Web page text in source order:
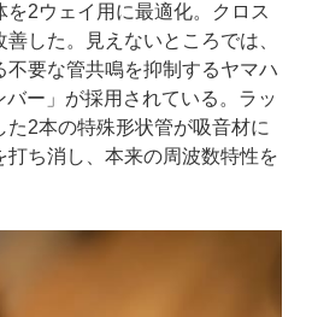
2ウェイ用に最適化。クロス
した。見えないところでは、
要な管共鳴を抑制するヤマハ
ー」が採用されている。ラッ
2本の特殊形状管が吸音材に
打ち消し、本来の周波数特性を